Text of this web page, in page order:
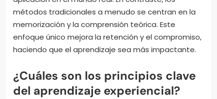
métodos tradicionales a menudo se centran en la
memorización y la comprensión teórica. Este
enfoque único mejora la retención y el compromiso,
haciendo que el aprendizaje sea más impactante.
¿Cuáles son los principios clave
del aprendizaje experiencial?